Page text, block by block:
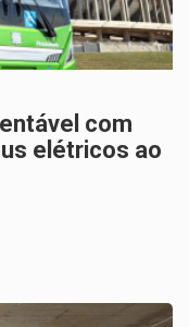
com
elétricos ao